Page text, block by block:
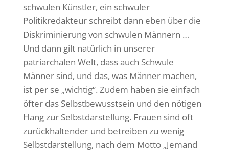
schwulen Künstler, ein schwuler
Politikredakteur schreibt dann eben über die
Diskriminierung von schwulen Männern …
Und dann gilt natürlich in unserer
patriarchalen Welt, dass auch Schwule
Männer sind, und das, was Männer machen,
ist per se „wichtig“. Zudem haben sie einfach
öfter das Selbstbewusstsein und den nötigen
Hang zur Selbstdarstellung. Frauen sind oft
zurückhaltender und betreiben zu wenig
Selbstdarstellung, nach dem Motto „Jemand